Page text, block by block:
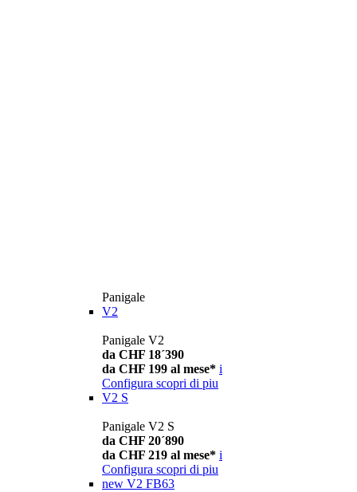
Panigale
V2
Panigale V2
da CHF 18´390
da CHF 199 al mese* i
Configura scopri di piu
V2 S
Panigale V2 S
da CHF 20´890
da CHF 219 al mese* i
Configura scopri di piu
new V2 FB63